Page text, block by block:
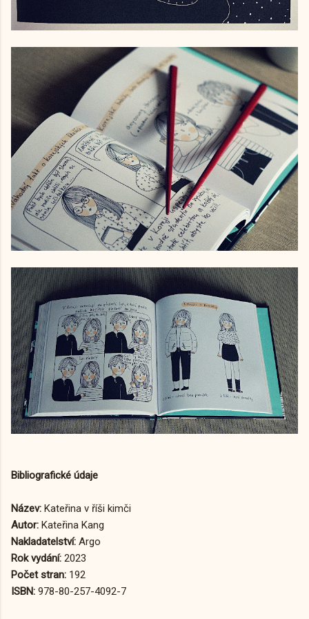
Bibliografické údaje
Název: Kateřina v říši kimči
Autor: Kateřina Kang
Nakladatelství: Argo
Rok vydání: 2023
Počet stran: 192
ISBN: 978-80-257-4092-7